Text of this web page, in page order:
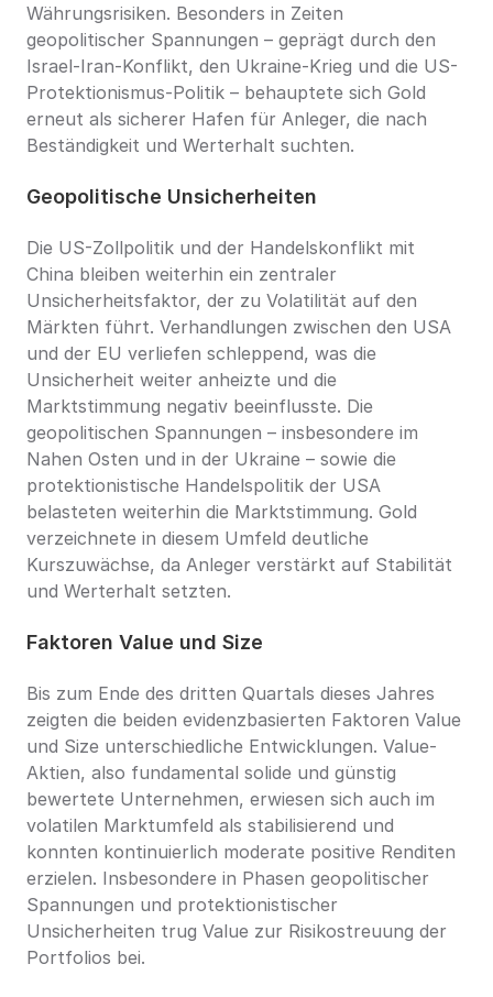
Währungsrisiken. Besonders in Zeiten
geopolitischer Spannungen – geprägt durch den
Israel-Iran-Konflikt, den Ukraine-Krieg und die US-
Protektionismus-Politik – behauptete sich Gold
erneut als sicherer Hafen für Anleger, die nach
Beständigkeit und Werterhalt suchten.
Geopolitische Unsicherheiten
Die US-Zollpolitik und der Handelskonflikt mit
China bleiben weiterhin ein zentraler
Unsicherheitsfaktor, der zu Volatilität auf den
Märkten führt. Verhandlungen zwischen den USA
und der EU verliefen schleppend, was die
Unsicherheit weiter anheizte und die
Marktstimmung negativ beeinflusste. Die
geopolitischen Spannungen – insbesondere im
Nahen Osten und in der Ukraine – sowie die
protektionistische Handelspolitik der USA
belasteten weiterhin die Marktstimmung. Gold
verzeichnete in diesem Umfeld deutliche
Kurszuwächse, da Anleger verstärkt auf Stabilität
und Werterhalt setzten.
Faktoren Value und Size
Bis zum Ende des dritten Quartals dieses Jahres
zeigten die beiden evidenzbasierten Faktoren Value
und Size unterschiedliche Entwicklungen. Value-
Aktien, also fundamental solide und günstig
bewertete Unternehmen, erwiesen sich auch im
volatilen Marktumfeld als stabilisierend und
konnten kontinuierlich moderate positive Renditen
erzielen. Insbesondere in Phasen geopolitischer
Spannungen und protektionistischer
Unsicherheiten trug Value zur Risikostreuung der
Portfolios bei.